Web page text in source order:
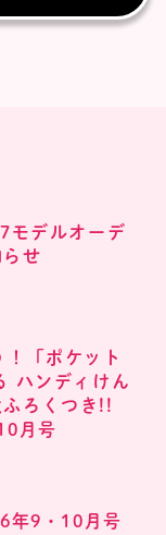
モデルオーデ
せ
「ポケット
ハンディけん
ろくつき!!
月号
年9・10月号